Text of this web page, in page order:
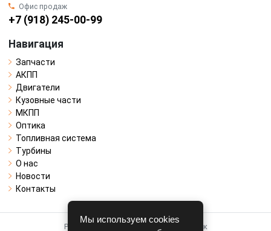
Офис продаж
+7 (918) 245-00-99
Навигация
Запчасти
АКПП
Двигатели
Кузовные части
МКПП
Оптика
Топливная система
Турбины
О нас
Новости
Контакты
Работает на системе для авторазборок
Мы используем cookies